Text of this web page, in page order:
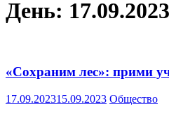
День: 17.09.2023
«Сохраним лес»: прими
17.09.202315.09.2023 Общество